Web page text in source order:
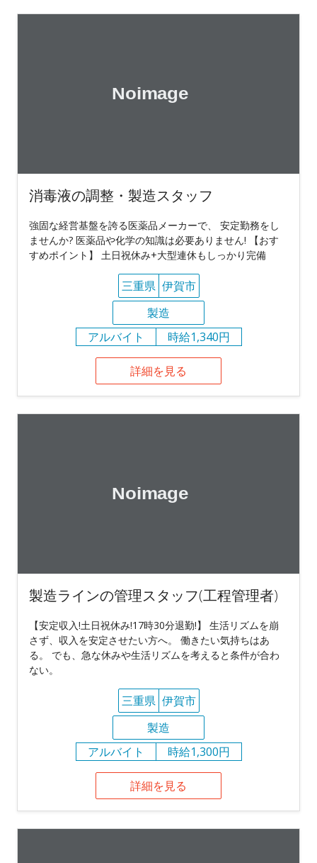
消毒液の調整・製造スタッフ
強固な経営基盤を誇る医薬品メーカーで、 安定勤務をし
ませんか? 医薬品や化学の知識は必要ありません! 【おす
すめポイント】 土日祝休み+大型連休もしっかり完備
三重県 伊賀市
製造
アルバイト
時給1,340円
詳細を見る
製造ラインの管理スタッフ(工程管理者)
【安定収入!土日祝休み!17時30分退勤!】 生活リズムを崩
さず、収入を安定させたい方へ。 働きたい気持ちはあ
る。 でも、急な休みや生活リズムを考えると条件が合わ
ない。
三重県 伊賀市
製造
アルバイト
時給1,300円
詳細を見る